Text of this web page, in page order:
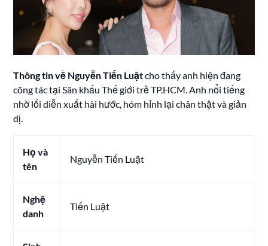
Thông tin về Nguyễn Tiến Luậtcho thấy anh hiện đang
công tác tại Sân khấu Thế giới trẻ TP.HCM. Anh nổi tiếng
nhờ lối diễn xuất hài hước, hóm hỉnh lại chân thật và giản
dị.
Họ và
tên
Nguyễn Tiến Luật
Nghệ
danh
Tiến Luật